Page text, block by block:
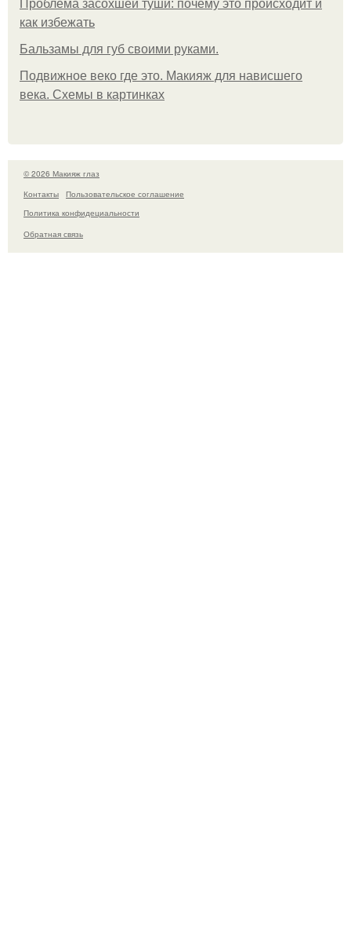
Проблема засохшей туши: почему это происходит и
как избежать
Бальзамы для губ своими руками.
Подвижное веко где это. Макияж для нависшего
века. Схемы в картинках
© 2026 Макияж глаз
Контакты
Пользовательское соглашение
Политика конфидециальности
Обратная связь